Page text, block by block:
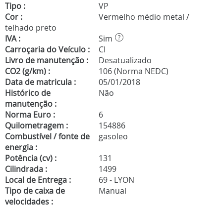
Tipo :
VP
Cor :
Vermelho médio metal /
telhado preto
IVA :
Sim ?
Carroçaria do Veículo :
CI
Livro de manutenção :
Desatualizado
CO2 (g/km) :
106 (Norma NEDC)
Data de matricula :
05/01/2018
Histórico de
manutenção :
Não
Norma Euro :
6
Quilometragem :
154886
Combustível / fonte de
energia :
gasoleo
Potência (cv) :
131
Cilindrada :
1499
Local de Entrega :
69 - LYON
Tipo de caixa de
velocidades :
Manual